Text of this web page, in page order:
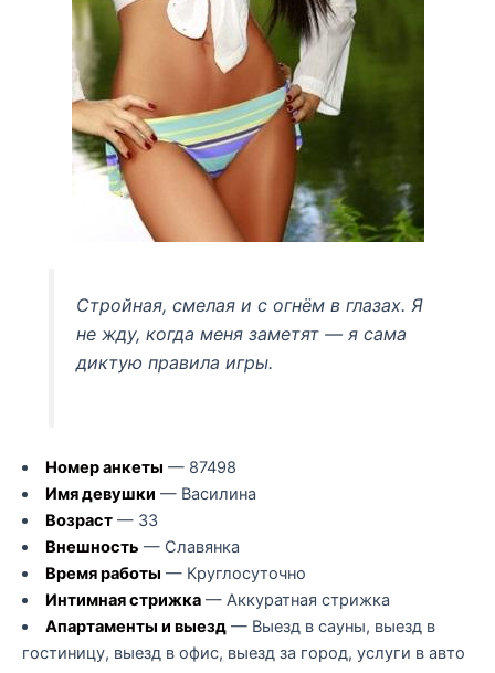
Стройная, смелая и с огнём в глазах. Я
не жду, когда меня заметят — я сама
диктую правила игры.
Номер анкеты — 87498
Имя девушки — Василина
Возраст— 33
Внешность — Славянка
Время работы — Круглосуточно
Интимная стрижка— Аккуратная стрижка
Апартаменты и выезд— Выезд в сауны, выезд в
гостиницу, выезд в офис, выезд за город, услуги в авто